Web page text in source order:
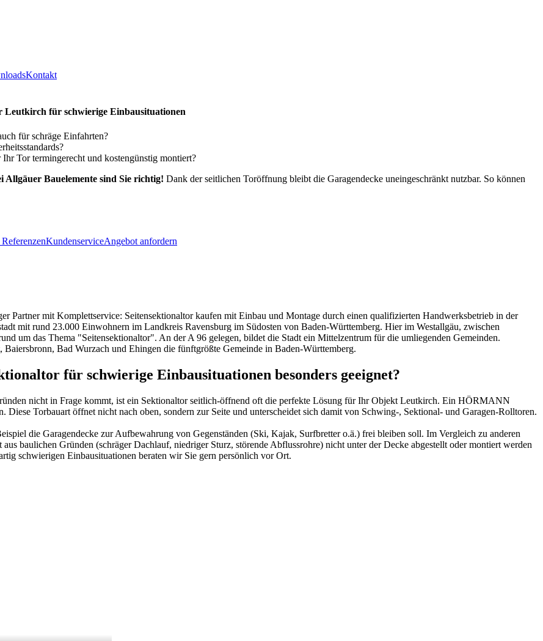
Kontakt
Leutkirch für schwierige Einbausituationen
für schräge Einfahrten?
Tor termingerecht und kostengünstig montiert?
Allgäuer Bauelemente sind Sie richtig! Dank der seitlichen Toröffnung bleibt die Garagendecke uneingeschränkt nutzbar. So können
KundenserviceAngebot anfordern
Partner mit Komplettservice: Seitensektionaltor kaufen mit Einbau und Montage durch einen qualifizierten Handwerksbetrieb in der
mit rund 23.000 Einwohnern im Landkreis Ravensburg im Südosten von Baden-Württemberg. Hier im Westallgäu, zwischen
um das Thema "Seitensektionaltor". An der A 96 gelegen, bildet die Stadt ein Mittelzentrum für die umliegenden Gemeinden.
Bad Wurzach und Ehingen die fünftgrößte Gemeinde in Baden-Württemberg.
für schwierige Einbausituationen besonders geeignet?
nicht in Frage kommt, ist ein Sektionaltor seitlich-öffnend oft die perfekte Lösung für Ihr Objekt Leutkirch. Ein HÖRMANN
Diese Torbauart öffnet nicht nach oben, sondern zur Seite und unterscheidet sich damit von Schwing-, Sektional- und Garagen-Rolltoren.
die Garagendecke zur Aufbewahrung von Gegenständen (Ski, Kajak, Surfbretter o.ä.) frei bleiben soll. Im Vergleich zu anderen
baulichen Gründen (schräger Dachlauf, niedriger Sturz, störende Abflussrohre) nicht unter der Decke abgestellt oder montiert werden
schwierigen Einbausituationen beraten wir Sie gern persönlich vor Ort.